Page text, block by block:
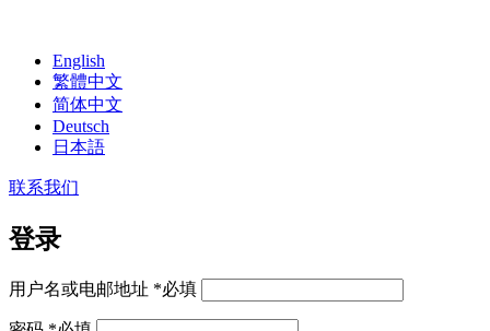
English
繁體中文
简体中文
Deutsch
日本語
联系我们
登录
用户名或电邮地址 *必填